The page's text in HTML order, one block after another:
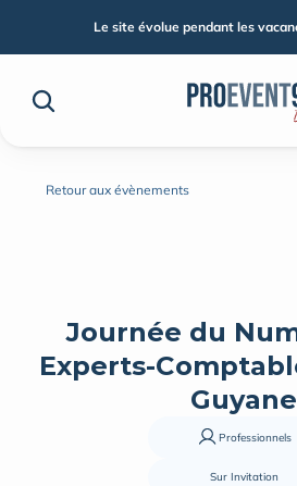
Retour aux évènements
Journée du
Experts-
Guyane
Professionnels
Sur Invitation
Le site évolue pendant les